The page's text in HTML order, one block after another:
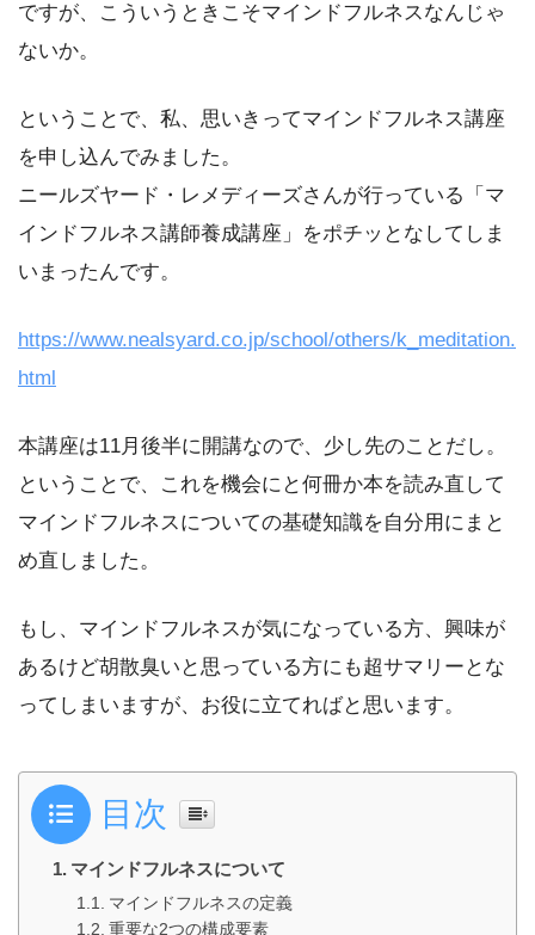
ですが、こういうときこそマインドフルネスなんじゃ
ないか。
ということで、私、思いきってマインドフルネス講座
を申し込んでみました。
ニールズヤード・レメディーズさんが行っている「マ
インドフルネス講師養成講座」をポチッとなしてしま
いまったんです。
https://www.nealsyard.co.jp/school/others/k_meditation.
html
本講座は11月後半に開講なので、少し先のことだし。
ということで、これを機会にと何冊か本を読み直して
マインドフルネスについての基礎知識を自分用にまと
め直しました。
もし、マインドフルネスが気になっている方、興味が
あるけど胡散臭いと思っている方にも超サマリーとな
ってしまいますが、お役に立てればと思います。
目次
マインドフルネスについて
マインドフルネスの定義
重要な2つの構成要素